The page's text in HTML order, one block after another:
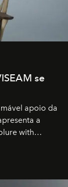
se
apoio da
a
with